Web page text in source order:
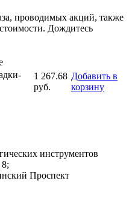
проводимых акций, также
Дождитесь
1 267.68
руб.
Добавить в
корзину
инструментов
Проспект